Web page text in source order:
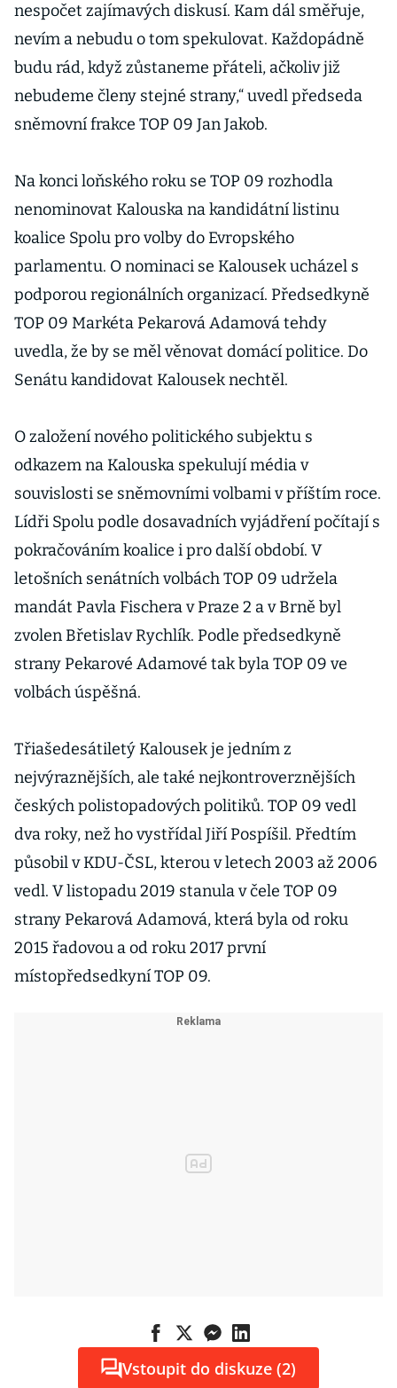
nespočet zajímavých diskusí. Kam dál směřuje,
nevím a nebudu o tom spekulovat. Každopádně
budu rád, když zůstaneme přáteli, ačkoliv již
nebudeme členy stejné strany,“ uvedl předseda
sněmovní frakce TOP 09 Jan Jakob.
Na konci loňského roku se TOP 09 rozhodla
nenominovat Kalouska na kandidátní listinu
koalice Spolu pro volby do Evropského
parlamentu. O nominaci se Kalousek ucházel s
podporou regionálních organizací. Předsedkyně
TOP 09 Markéta Pekarová Adamová tehdy
uvedla, že by se měl věnovat domácí politice. Do
Senátu kandidovat Kalousek nechtěl.
O založení nového politického subjektu s
odkazem na Kalouska spekulují média v
souvislosti se sněmovními volbami v příštím roce.
Lídři Spolu podle dosavadních vyjádření počítají s
pokračováním koalice i pro další období. V
letošních senátních volbách TOP 09 udržela
mandát Pavla Fischera v Praze 2 a v Brně byl
zvolen Břetislav Rychlík. Podle předsedkyně
strany Pekarové Adamové tak byla TOP 09 ve
volbách úspěšná.
Třiašedesátiletý Kalousek je jedním z
nejvýraznějších, ale také nejkontroverznějších
českých polistopadových politiků. TOP 09 vedl
dva roky, než ho vystřídal Jiří Pospíšil. Předtím
působil v KDU-ČSL, kterou v letech 2003 až 2006
vedl. V listopadu 2019 stanula v čele TOP 09
strany Pekarová Adamová, která byla od roku
2015 řadovou a od roku 2017 první
místopředsedkyní TOP 09.
Vstoupit do diskuze (2)